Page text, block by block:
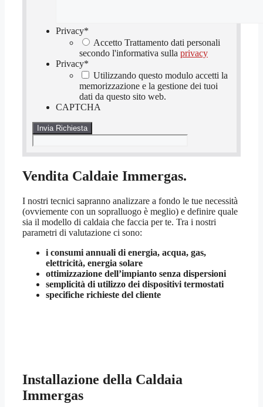
Privacy*
Accetto Trattamento dati personali
secondo l'informativa sulla privacy
Privacy*
Utilizzando questo modulo accetti la
memorizzazione e la gestione dei tuoi
dati da questo sito web.
CAPTCHA
Vendita Caldaie Immergas.
I nostri tecnici sapranno analizzare a fondo le tue necessità
(ovviemente con un sopralluogo è meglio) e definire quale
sia il modello di caldaia che faccia per te. Tra i nostri
parametri di valutazione ci sono:
i consumi annuali di energia, acqua, gas,
elettricità, energia solare
ottimizzazione dell’impianto senza dispersioni
semplicità di utilizzo dei dispositivi termostati
specifiche richieste del cliente
Installazione della Caldaia
Immergas